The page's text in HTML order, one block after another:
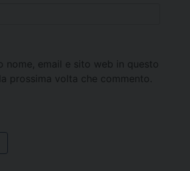
nome, email e sito web in questo
prossima volta che commento.